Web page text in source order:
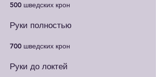
500 шведских крон
Руки полностью
700 шведских крон
Руки до локтей